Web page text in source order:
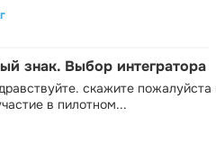
знак. Выбор интегратора
скажите пожалуйста
в пилотном...